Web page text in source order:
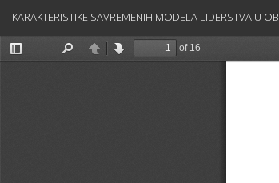
detalje
članka
KARAKTERISTIKE SAVREMENIH MODELA LIDERSTVA U